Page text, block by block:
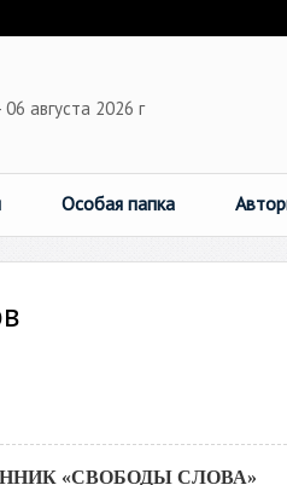
06 августа 2026 г
Особая папка
«СВОБОДЫ СЛОВА»